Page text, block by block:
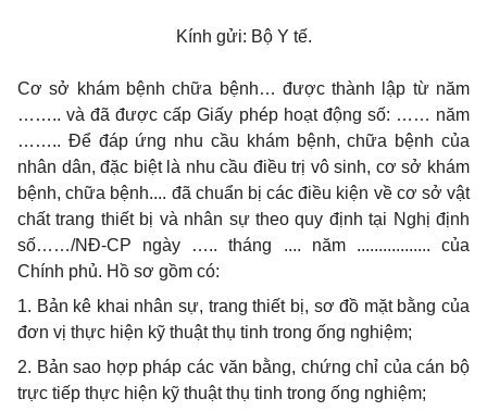
Kính gửi: Bộ Y tế.
Cơ sở khám bệnh chữa bệnh… được thành lập từ năm
…….. và đã được cấp Giấy phép hoạt động số: …… năm
…….. Để đáp ứng nhu cầu khám bệnh, chữa bệnh của
nhân dân, đặc biệt là nhu cầu điềutrị vô sinh, cơ sở khám
bệnh, chữa bệnh.... đã chuẩn bị cácđiều kiện về cơ sở vật
chất trang thiết bị và nhân sự theo quy định tại Nghị định
số……/NĐ-CP ngày ….. tháng .... năm ................. của
Chính phủ. Hồ sơ gồm có:
1. Bản kê khai nhân sự, trang thiết bị, sơ đồ mặt bằng của
đơn vị thực hiện kỹ thuật thụ tinh trong ống nghiệm;
2. Bản sao hợp pháp các văn bằng, chứng chỉ của cán bộ
trực tiếp thực hiện kỹ thuật thụ tinh trong ống nghiệm;